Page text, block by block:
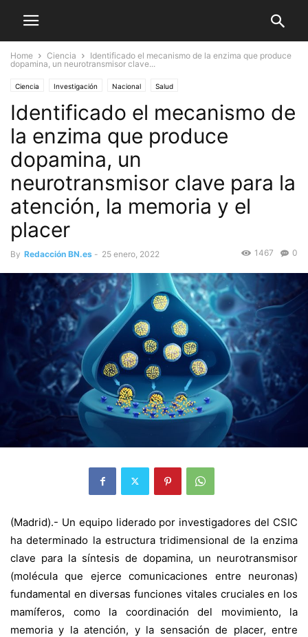
Home Ciencia
Identificado el mecanismo de la enzima que produce
dopamina, un neurotransmisor clave...
Ciencia Investigación Nacional Salud
Identificado el mecanismo de
la enzima que produce
dopamina, un
neurotransmisor clave para la
atención, la memoria y el
placer
By Redacción BN.es - 25 enero, 2022 0
1467
(Madrid).- Un equipo liderado por investigadores del CSIC
ha determinado la estructura tridimensional de la enzima
clave para la síntesis de dopamina, un neurotransmisor
(molécula que ejerce comunicaciones entre neuronas)
fundamental en diversas funciones vitales cruciales en los
mamíferos, como la coordinación del movimiento, la
memoria y la atención, y la sensación de placer, entre